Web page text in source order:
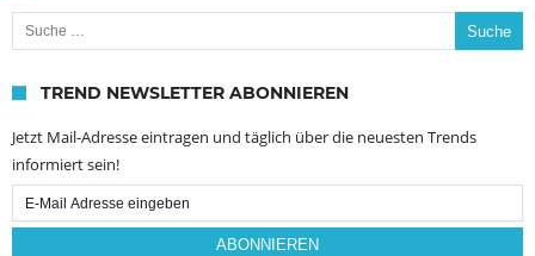
Suche nach:
TREND NEWSLETTER ABONNIEREN
Jetzt Mail-Adresse eintragen und täglich über die neuesten Trends
informiert sein!
Email
Subscription
ABONNIEREN